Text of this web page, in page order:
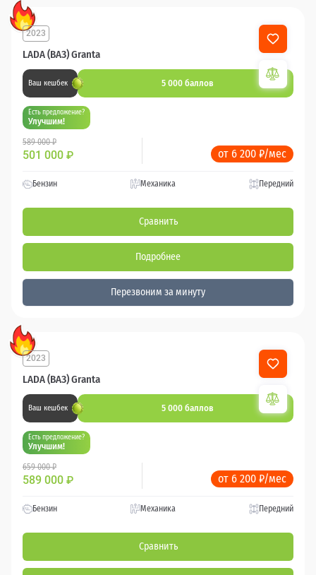
LADA (ВАЗ) Granta
2023
Ваш кешбек 5 000 баллов
Есть предложение?
Улучшим!
589 000 ₽
501 000 ₽ от 6 200 ₽/мес
Бензин Механика Передний
Сравнить
Подробнее
Перезвоним за минуту
LADA (ВАЗ) Granta
2023
Ваш кешбек 5 000 баллов
Есть предложение?
Улучшим!
659 000 ₽
589 000 ₽ от 6 200 ₽/мес
Бензин Механика Передний
Сравнить